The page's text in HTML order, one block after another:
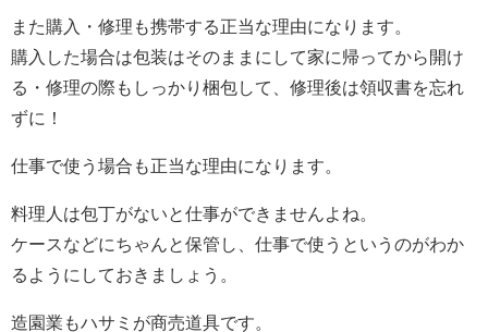
また購入・修理も携帯する正当な理由になります。
購入した場合は包装はそのままにして家に帰ってから開け
る・修理の際もしっかり梱包して、修理後は領収書を忘れ
ずに！
仕事で使う場合も正当な理由になります。
料理人は包丁がないと仕事ができませんよね。
ケースなどにちゃんと保管し、仕事で使うというのがわか
るようにしておきましょう。
造園業もハサミが商売道具です。